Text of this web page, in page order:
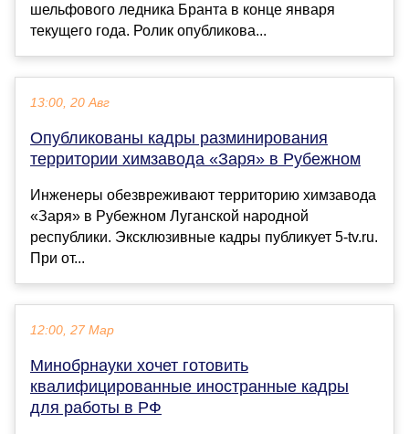
шельфового ледника Бранта в конце января
текущего года. Ролик опубликова...
13:00, 20 Авг
Опубликованы кадры разминирования
территории химзавода «Заря» в Рубежном
Инженеры обезвреживают территорию химзавода
«Заря» в Рубежном Луганской народной
республики. Эксклюзивные кадры публикует 5-tv.ru.
При от...
12:00, 27 Мар
Минобрнауки хочет готовить
квалифицированные иностранные кадры
для работы в РФ